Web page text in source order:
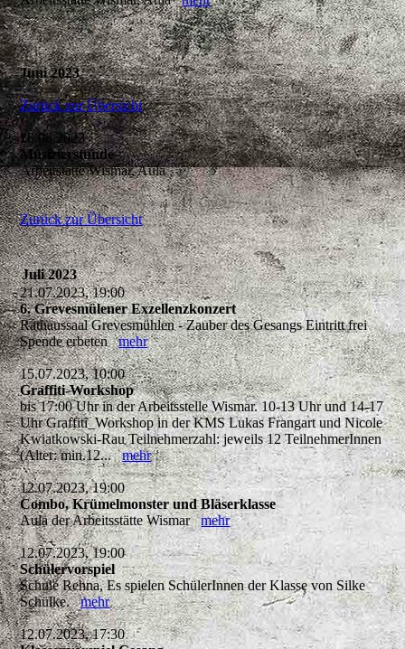
Juni 2023
Zurück zur Übersicht
16.06.2023
Musizierstunde
Arbeitstätte Wismar, Aula
Zurück zur Übersicht
Juli 2023
21.07.2023, 19:00
6. Grevesmülener Exzellenzkonzert
Rathaussaal Grevesmühlen - Zauber des Gesangs Eintritt frei
Spende erbetenmehr
15.07.2023, 10:00
Graffiti-Workshop
bis 17:00 Uhr in der Arbeitsstelle Wismar. 10-13 Uhr und 14-17
Uhr Graffiti_Workshop in der KMS Lukas Frangart und Nicole
Kwiatkowski-Rau Teilnehmerzahl: jeweils 12 TeilnehmerInnen
(Alter: min.12...mehr
12.07.2023, 19:00
Combo, Krümelmonster und Bläserklasse
Aula der Arbeitsstätte Wismarmehr
12.07.2023, 19:00
Schülervorspiel
Schule Rehna, Es spielen SchülerInnen der Klasse von Silke
Schülke.mehr
12.07.2023, 17:30